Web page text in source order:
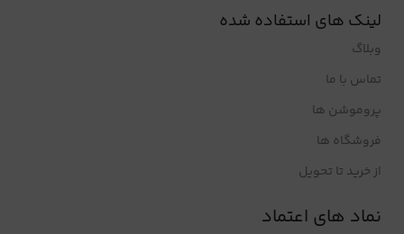
لینک های استفاده شده
وبلاگ
تماس با ما
پروموشن ها
فروشگاه ها
از خرید تا تحویل
نماد های اعتماد